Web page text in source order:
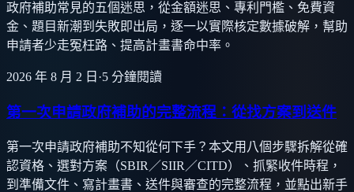
政府補助常見的五個迷思，從金額迷思、專利門檻、免費資
金、題目新潮到失敗即出局，逐一以實際核定數據破解，幫助
申請者少走冤枉路、提高計畫書命中率。
2026 年 8 月 2 日 ·5 分鐘閱讀
第一次申請政府補助的完整流程：從找方案到送件
第一次申請政府補助不知從何下手？本文用八個步驟拆解從確
認資格、選對方案（SBIR／SIIR／CITD）、抓緊收件時程，
到準備文件、寫計畫書、送件與審查的完整流程，並點出新手